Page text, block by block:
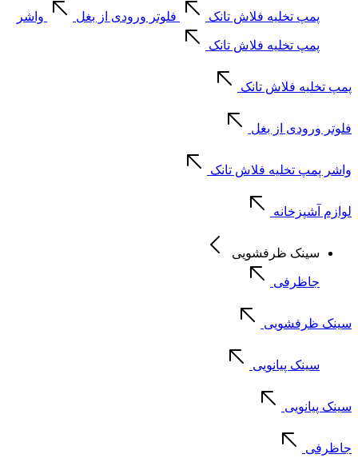
پمپ تخلیه فلاش تانک فلوتر ورودی از بغل واشر
پمپ تخلیه فلاش تانک
پمپ تخلیه فلاش تانک
فلوتر ورودی از بغل
واشر پمپ تخلیه فلاش تانک
لوازم آشپزخانه
سینک ظرفشویی
جاظرفی
سینک ظرفشویی
سینک پیانویی
سینک پیانویی
جاظرفی